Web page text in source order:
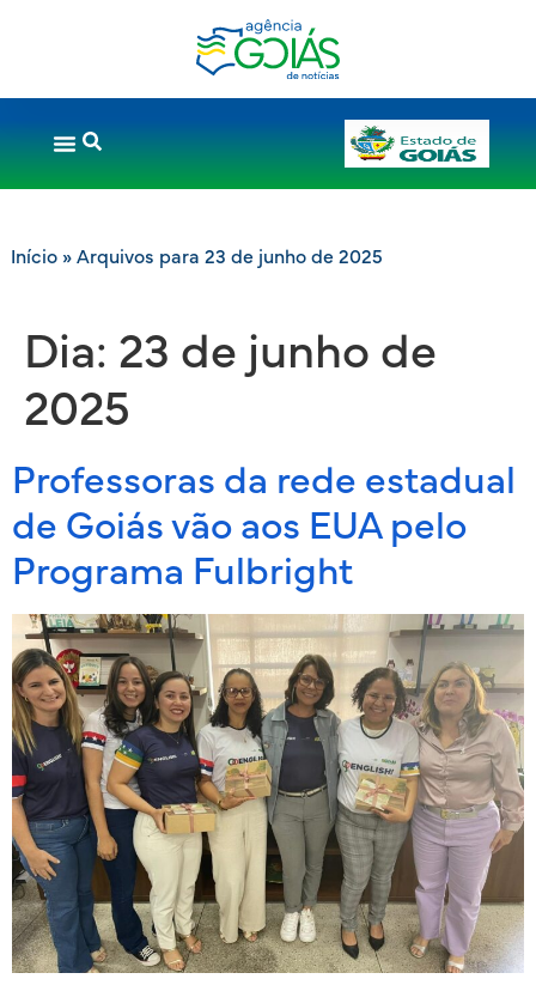
Início» Arquivos para 23 de junho de 2025
Dia: 23 de junho de
2025
Professoras da rede estadual
de Goiás vão aos EUA pelo
Programa Fulbright